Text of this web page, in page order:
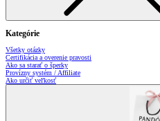
Kategórie
Všetky otázky
Certifikácia a overenie pravosti
Ako sa starať o šperky
Provízny systém / Affiliate
Ako určiť veľkosť